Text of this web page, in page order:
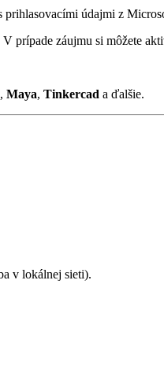
prihlasovacími údajmi z
prípade záujmu si môžete
, Maya, Tinkercad a ďalšie.
v lokálnej sieti).